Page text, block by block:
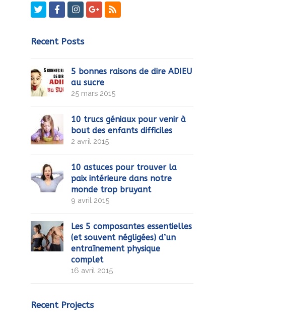
TwitterFacebookInstagramGooglePlus
RSS
Recent Posts
5 bonnes raisons de dire ADIEU
au sucre
25 mars 2015
10 trucs géniaux pour venir à
bout des enfants difficiles
2 avril 2015
10 astuces pour trouver la
paix intérieure dans notre
monde trop bruyant
9 avril 2015
Les 5 composantes essentielles
(et souvent négligées) d’un
entraînement physique
complet
16 avril 2015
Recent Projects